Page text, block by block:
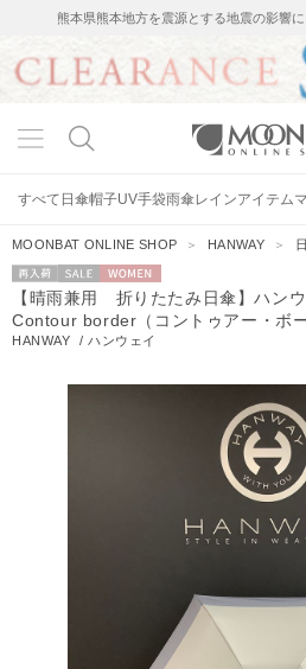
熊本県熊本地方を震源とする地震の影響
すべて 日傘帽子UV手袋雨傘レインアイテム
MOONBAT ONLINE SHOP ＞ HANWAY ＞
再入荷セー
ル
WOMEN
【晴雨兼用 折りたたみ日傘】ハン
Contour border（コントゥアー・ボ
HANWAY /ハンウェイ